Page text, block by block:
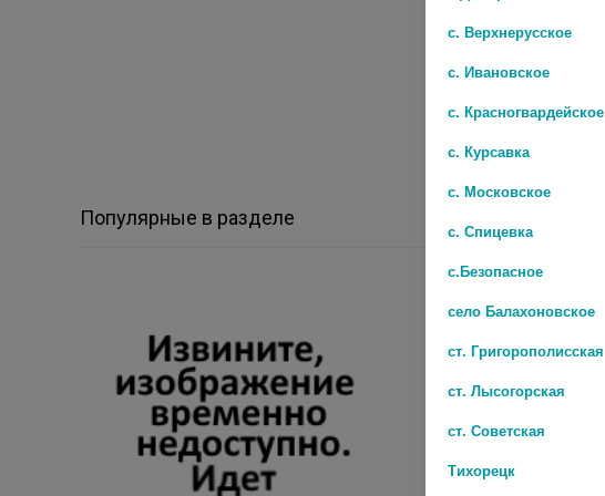
Популярные в разделе
с. Верхнерусское
с. Ивановское
с. Красногвардейское
с. Курсавка
с. Московское
с. Спицевка
с.Безопасное
село Балахоновское
ст. Григорополисская
ст. Лысогорская
ст. Советская
Тихорецк